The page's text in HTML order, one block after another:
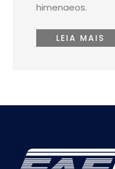
himenaeos.
LEIA MAIS